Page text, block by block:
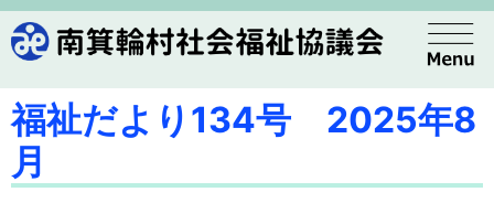
福祉だより134号 2025年8
月